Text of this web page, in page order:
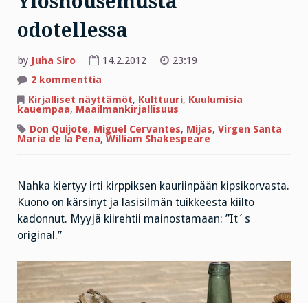
odotellessa
by Juha Siro 14.2.2012
23:19
2 kommenttia
odotellessa
Kirjalliset näyttämöt, Kulttuuri, Kuulumisia
kauempaa, Maailmankirjallisuus
Don Quijote, Miguel Cervantes, Mijas, Virgen Santa
Maria de la Pena, William Shakespeare
Nahka kiertyy irti kirppiksen kauriinpään kipsikorvasta.
Kuono on kärsinyt ja lasisilmän tuikkeesta kiilto
kadonnut. Myyjä kiirehtii mainostamaan: ”It´s
original.”